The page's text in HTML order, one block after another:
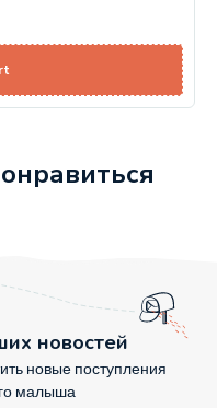
новостей
новые поступления
малыша